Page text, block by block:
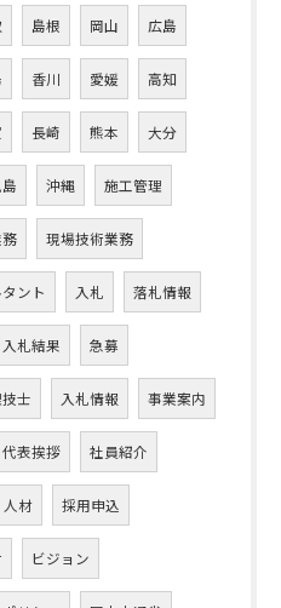
島根 岡山 広島
香川 愛媛 高知
長崎 熊本 大分
沖縄 施工管理
現場技術業務
ント 入札 落札情報
入札結果 急募
士 入札情報 事業案内
代表挨拶 社員紹介
人材 採用申込
ビジョン